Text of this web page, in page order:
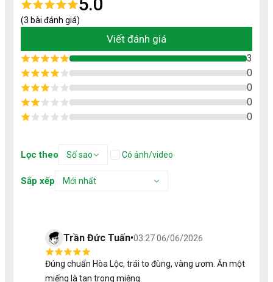
(3 bài đánh giá)
Viết đánh giá
3
0
0
0
0
Lọc theo Số sao Có ảnh/video
Sắp xếp Mới nhất
Trần Đức Tuấn•03:27 06/06/2026
Đúng chuẩn Hòa Lộc, trái to đùng, vàng ươm. Ăn một
miếng là tan trong miệng.